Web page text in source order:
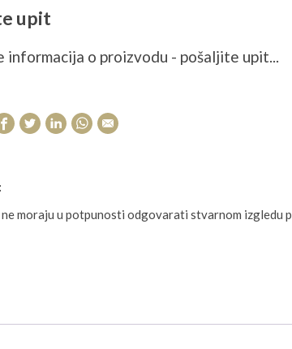
upit
informacija o proizvodu - pošaljite upit...
moraju u potpunosti odgovarati stvarnom izgledu